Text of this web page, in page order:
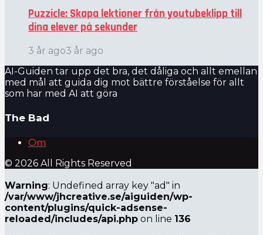
Puzzicle: Skapa lektioner från youtubeklipp till
dina elever på sekunder
3 år ago3 år ago
AI-Guiden tar upp det bra, det dåliga och allt emellan
med mål att guida dig mot bättre förståelse för allt
som har med AI att göra
The Bad
Om
© 2026 All Rights Reserved
Warning: Undefined array key "ad" in
/var/www/jhcreative.se/aiguiden/wp-
content/plugins/quick-adsense-
reloaded/includes/api.php on line 136